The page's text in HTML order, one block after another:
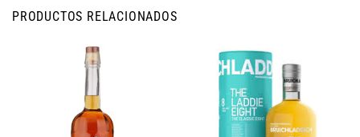
PRODUCTOS RELACIONADOS